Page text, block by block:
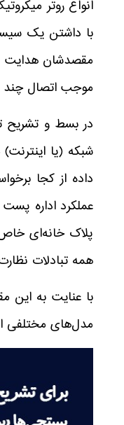
موجب اتصال چند
در بسط و تشریح
داده از کجا
عملکرد اداره
همه تبادلات
با عنایت به این
مدل‌های مختلفی